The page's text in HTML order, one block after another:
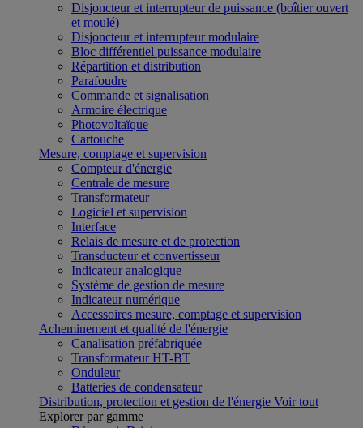
Disjoncteur et interrupteur de puissance (boîtier ouvert
et moulé)
Disjoncteur et interrupteur modulaire
Bloc différentiel puissance modulaire
Répartition et distribution
Parafoudre
Commande et signalisation
Armoire électrique
Photovoltaïque
Cartouche
Mesure, comptage et supervision
Compteur d'énergie
Centrale de mesure
Transformateur
Logiciel et supervision
Interface
Relais de mesure et de protection
Transducteur et convertisseur
Indicateur analogique
Système de gestion de mesure
Indicateur numérique
Accessoires mesure, comptage et supervision
Acheminement et qualité de l'énergie
Canalisation préfabriquée
Transformateur HT-BT
Onduleur
Batteries de condensateur
Distribution, protection et gestion de l'énergie Voir tout
Explorer par gamme